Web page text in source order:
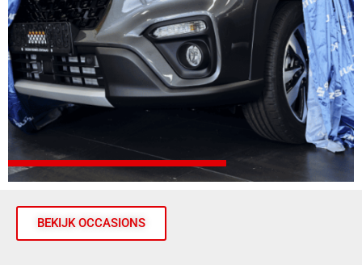
BEKIJK OCCASIONS